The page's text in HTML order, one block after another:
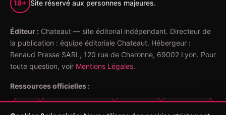
18+ Site réservé aux personnes majeures.
Éditeur : Chateaut — site éditorial indépendant. Directeur de
la publication : équipe éditoriale Chateaut. Hébergeur :
Renaud Presse SARL, 120 rue de Charonne, 69002 Lyon. Pour
toute question, voir Mentions Légales.
Ressources officielles :